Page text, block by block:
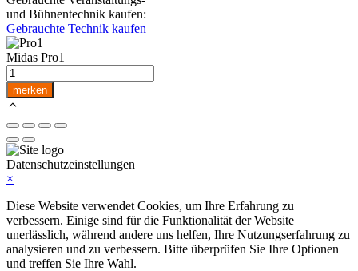
und Bühnentechnik kaufen:
Gebrauchte Technik kaufen
Midas Pro1
Midas
Pro1
Menge
merken
Datenschutzeinstellungen
×
Diese Website verwendet Cookies, um Ihre Erfahrung zu
verbessern. Einige sind für die Funktionalität der Website
unerlässlich, während andere uns helfen, Ihre Nutzungserfahrung zu
analysieren und zu verbessern. Bitte überprüfen Sie Ihre Optionen
und treffen Sie Ihre Wahl.